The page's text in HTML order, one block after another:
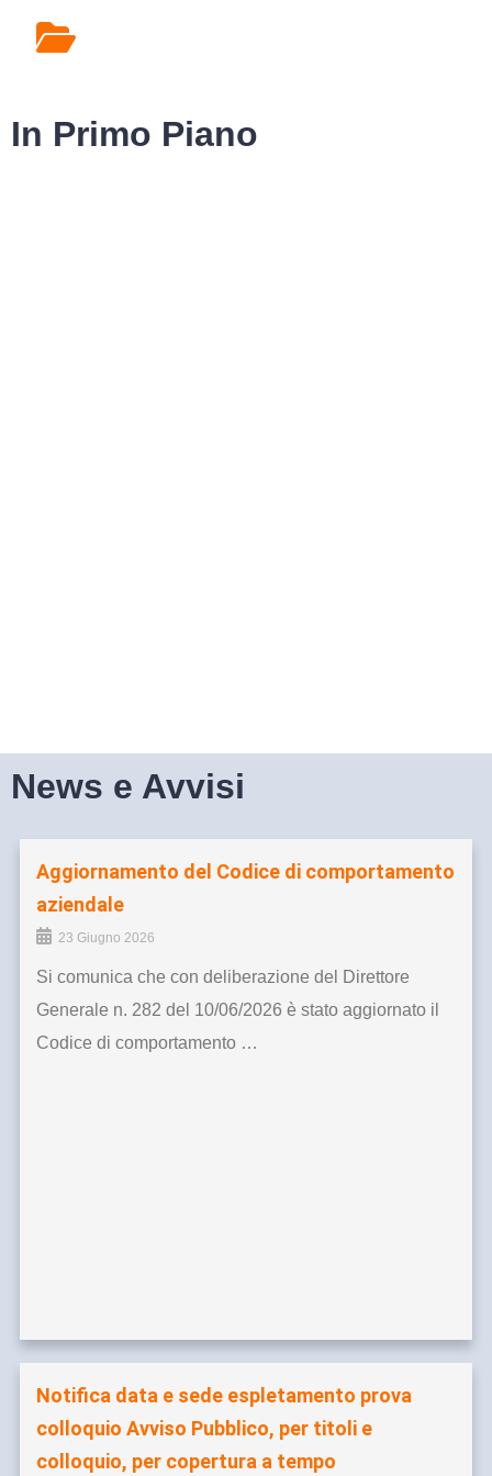
In Primo Piano
News e Avvisi
Aggiornamento del Codice di comportamento
aziendale
23 Giugno 2026
Si comunica che con deliberazione del Direttore
Generale n. 282 del 10/06/2026 è stato aggiornato il
Codice di comportamento …
Notifica data e sede espletamento prova
colloquio Avviso Pubblico, per titoli e
colloquio, per copertura a tempo